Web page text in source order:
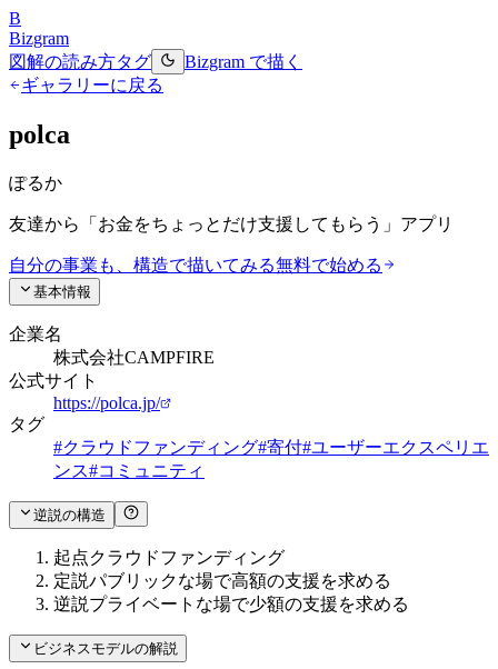
B
Bizgram
図解の読み方タグ
Bizgram で描く
ギャラリーに戻る
polca
ぽるか
友達から「お金をちょっとだけ支援してもらう」アプリ
自分の事業も、構造で描いてみる無料で始める
基本情報
企業名
株式会社CAMPFIRE
公式サイト
https://polca.jp/
タグ
#クラウドファンディング#寄付#ユーザーエクスペリエ
ンス#コミュニティ
逆説の構造
起点クラウドファンディング
定説パブリックな場で高額の支援を求める
逆説プライベートな場で少額の支援を求める
ビジネスモデルの解説